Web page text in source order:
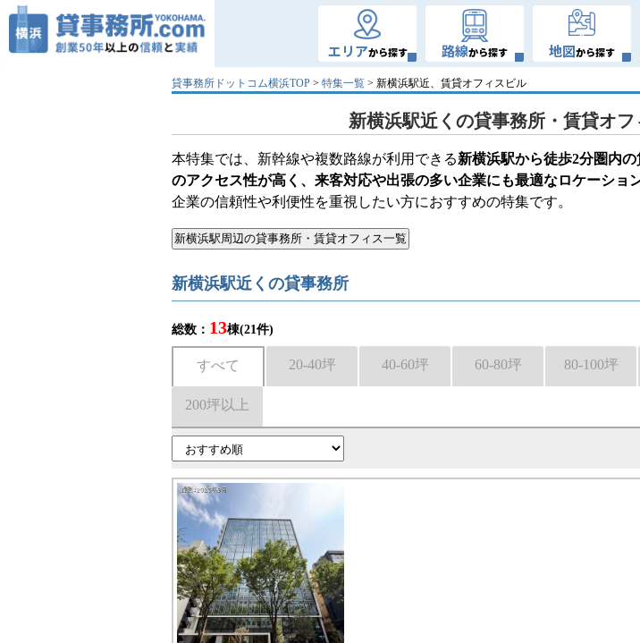
エリアから探す 路線から探す 地図から探す
貸事務所ドットコム横浜TOP > 特集一覧 > 新横浜駅近、賃貸オフィスビル
新横浜駅近くの貸事務所・賃貸オフ
本特集では、新幹線や複数路線が利用できる新横浜駅から徒歩2分圏内
のアクセス性が高く、来客対応や出張の多い企業にも最適なロケーショ
企業の信頼性や利便性を重視したい方におすすめの特集です。
新横浜駅近くの貸事務所
総数： 13棟(21件)
すべて 20-40坪 40-60坪 60-80坪 80-100坪
200坪以上